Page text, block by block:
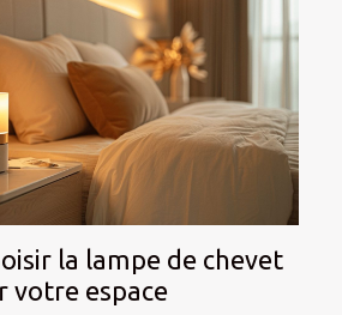
la lampe de chevet
votre espace